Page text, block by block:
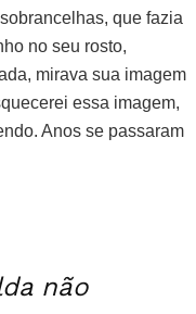
que fazia
no seu rosto,
mirava sua imagem
essa imagem,
Anos se passaram
não